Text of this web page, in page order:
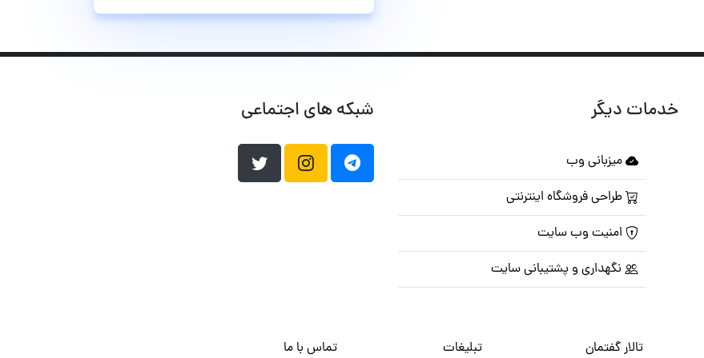
خدمات دیگر
میزبانی وب
طراحی فروشگاه اینترنتی
امنیت وب سایت
نگهداری و پشتیبانی سایت
شبکه های اجتماعی
تالار گفتمان تبلیغات تماس با ما